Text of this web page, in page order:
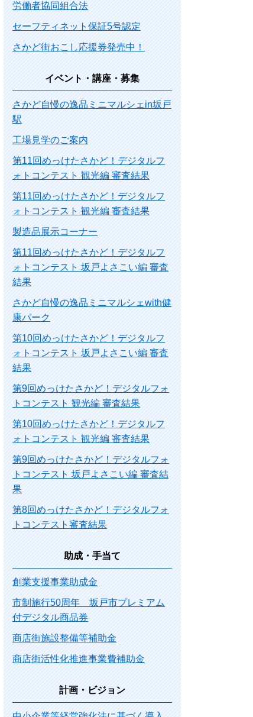
労働者協同組合法
セーフティネット保証5号認定
さかど街おこし応援券発売中！
イベント・講座・募集
さかど自慢の逸品ミニマルシェin坂戸
駅
工場見学のご案内
第11回めっけたさかど！デジタルフ
ォトコンテスト 観光編 審査結果
第11回めっけたさかど！デジタルフ
ォトコンテスト 観光編 審査結果
製造品展示コーナー
第11回めっけたさかど！デジタルフ
ォトコンテスト 坂戸よさこい編 審査
結果
さかど自慢の逸品ミニマルシェwith健
康パーク
第10回めっけたさかど！デジタルフ
ォトコンテスト 坂戸よさこい編 審査
結果
第9回めっけたさかど！デジタルフォ
トコンテスト 観光編 審査結果
第10回めっけたさかど！デジタルフ
ォトコンテスト 観光編 審査結果
第9回めっけたさかど！デジタルフォ
トコンテスト 坂戸よさこい編 審査結
果
第8回めっけたさかど！デジタルフォ
トコンテスト審査結果
助成・手当て
創業支援事業助成金
市制施行50周年 坂戸市プレミアム
付デジタル商品券
商店街施設整備等補助金
商店街活性化推進事業費補助金
計画・ビジョン